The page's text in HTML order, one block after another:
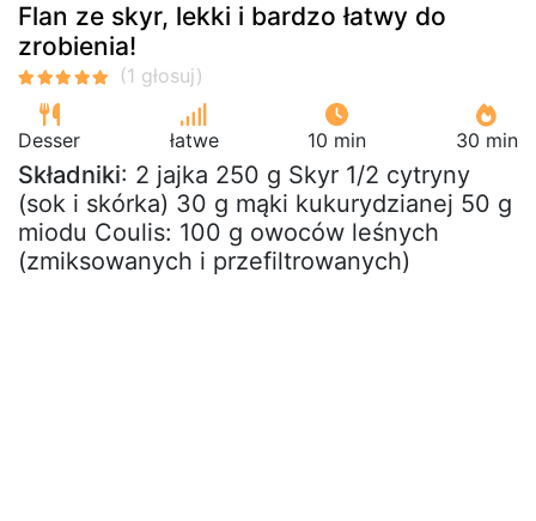
Flan ze skyr, lekki i bardzo łatwy do
zrobienia!
Desser łatwe 10 min 30 min
Składniki: 2 jajka 250 g Skyr 1/2 cytryny
(sok i skórka) 30 g mąki kukurydzianej 50 g
miodu Coulis: 100 g owoców leśnych
(zmiksowanych i przefiltrowanych)